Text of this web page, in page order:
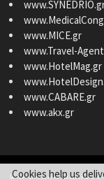
www.MICE.gr
www.Travel-
www.HotelMag.gr
www.CABARE.gr
www.akx.gr
Cookies help us